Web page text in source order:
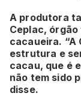
A produtora
Ceplac,
cacaueira. “A
estrutura e
cacau, que é
não tem sido
disse.